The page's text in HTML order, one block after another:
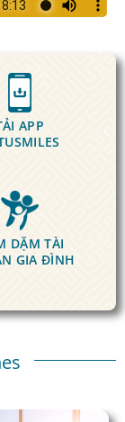
APP
DẶMTÀI
GIA ĐÌNH